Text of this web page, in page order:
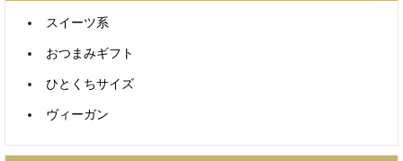
スイーツ系
おつまみギフト
ひとくちサイズ
ヴィーガン